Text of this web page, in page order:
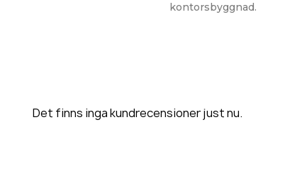
kontorsbyggnad.
Det finns inga kundrecensioner just nu.